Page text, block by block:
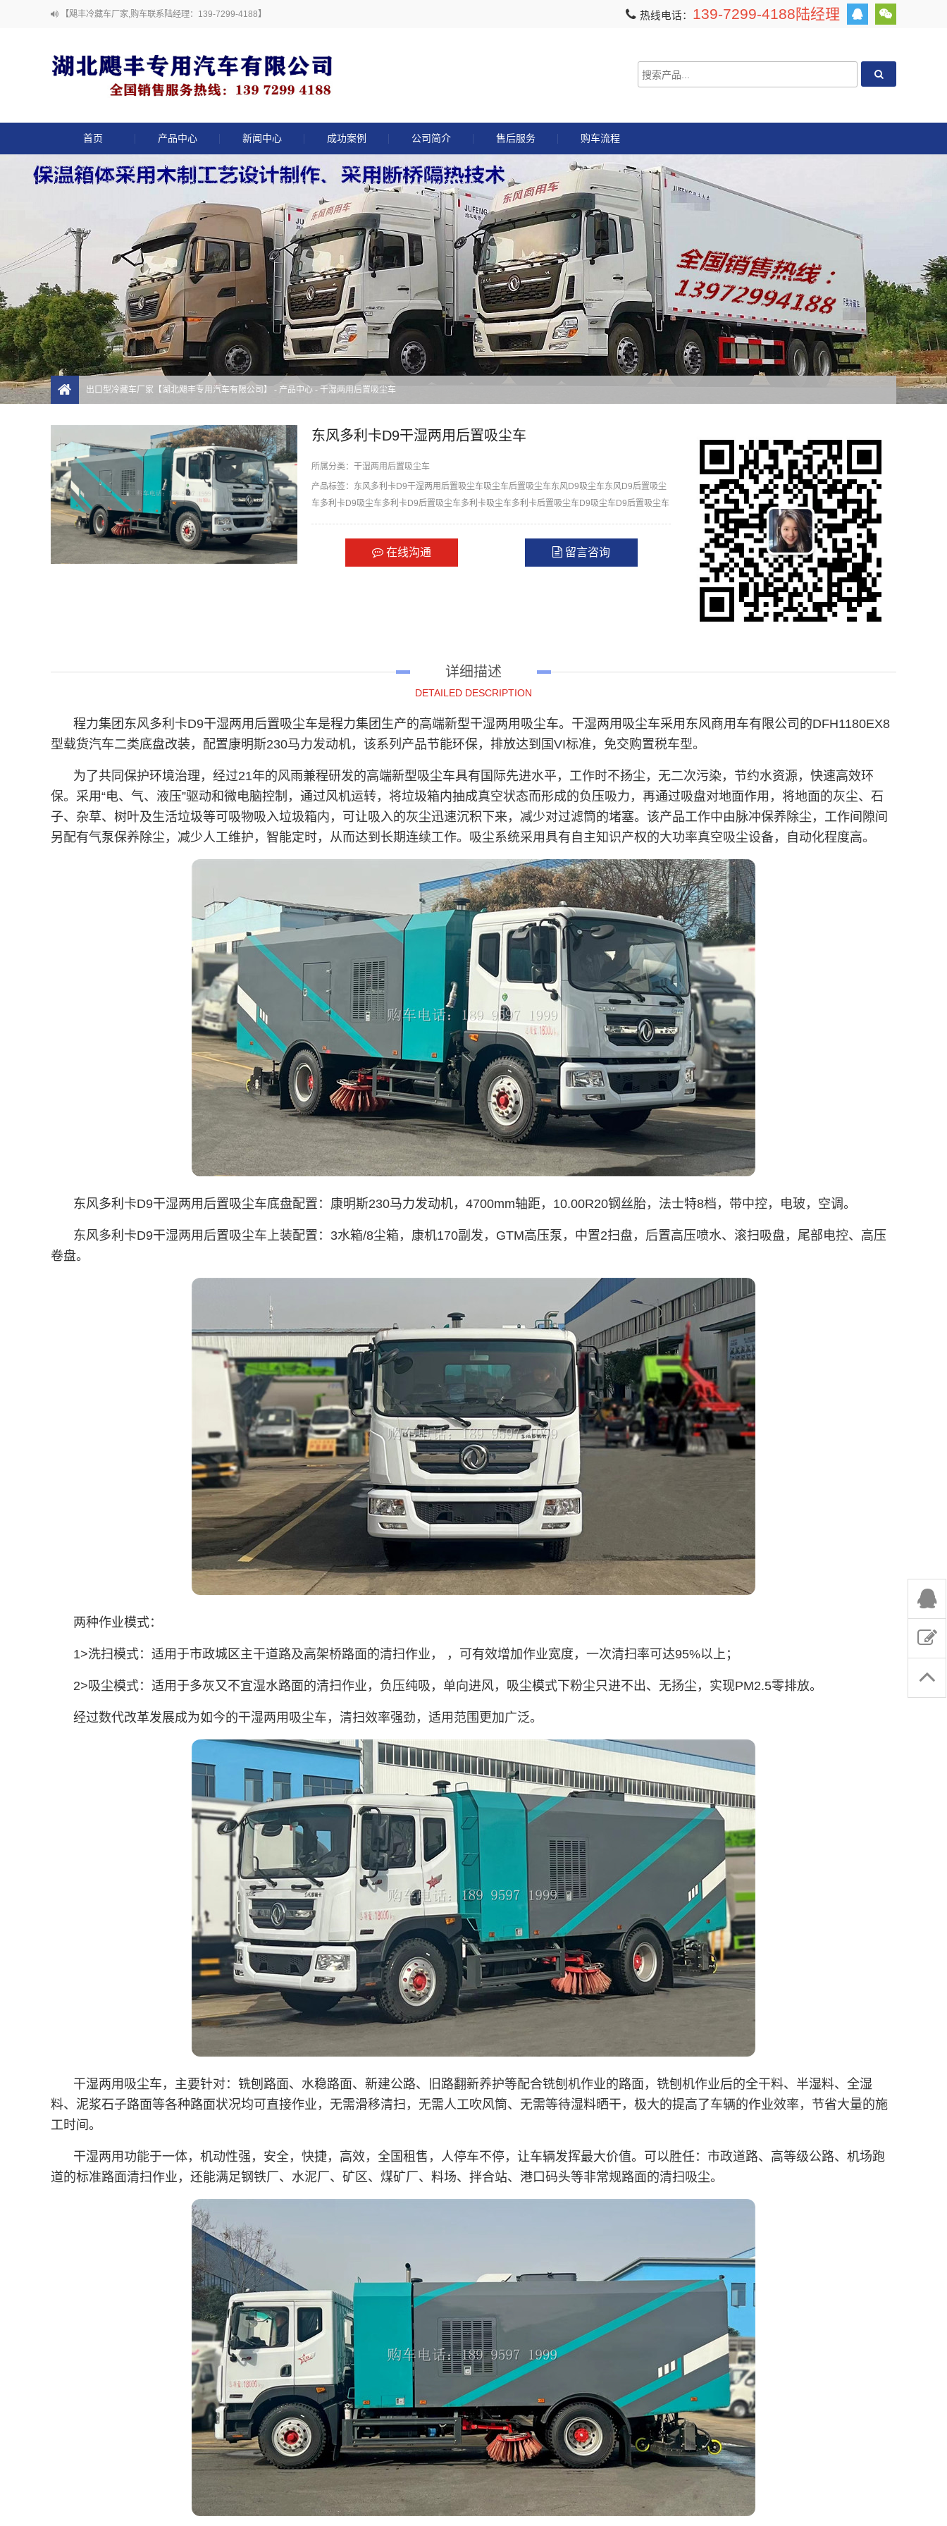
【飓丰冷藏车厂家,购车联系陆经理：139-7299-4188】 热线电话： 139-7299-4188陆经理
首页 产品中心 新闻中心 成功案例 公司简介 售后服务 购车流程
出口型冷藏车厂家【湖北飓丰专用汽车有限公司】 - 产品中心 - 干湿两用后置吸尘车
东风多利卡D9干湿两用后置吸尘车
所属分类： 干湿两用后置吸尘车
产品标签： 东风多利卡D9干湿两用后置吸尘车吸尘车后置吸尘车东风D9吸尘车东风D9后置吸尘
车多利卡D9吸尘车多利卡D9后置吸尘车多利卡吸尘车多利卡后置吸尘车D9吸尘车D9后置吸尘车
在线沟通 留言咨询
详细描述
DETAILED DESCRIPTION
程力集团东风多利卡D9干湿两用后置吸尘车是程力集团生产的高端新型干湿两用吸尘车。干湿两用吸尘车采用东风商用车有限公司的DFH1180EX8
型载货汽车二类底盘改装，配置康明斯230马力发动机，该系列产品节能环保，排放达到国VI标准，免交购置税车型。
为了共同保护环境治理，经过21年的风雨兼程研发的高端新型吸尘车具有国际先进水平，工作时不扬尘，无二次污染，节约水资源，快速高效环
保。采用“电、气、液压”驱动和微电脑控制，通过风机运转，将垃圾箱内抽成真空状态而形成的负压吸力，再通过吸盘对地面作用，将地面的灰尘、石
子、杂草、树叶及生活垃圾等可吸物吸入垃圾箱内，可让吸入的灰尘迅速沉积下来，减少对过滤筒的堵塞。该产品工作中由脉冲保养除尘，工作间隙间
另配有气泵保养除尘，减少人工维护，智能定时，从而达到长期连续工作。吸尘系统采用具有自主知识产权的大功率真空吸尘设备，自动化程度高。
东风多利卡D9干湿两用后置吸尘车底盘配置：康明斯230马力发动机，4700mm轴距，10.00R20钢丝胎，法士特8档，带中控，电玻，空调。
东风多利卡D9干湿两用后置吸尘车上装配置：3水箱/8尘箱，康机170副发，GTM高压泵，中置2扫盘，后置高压喷水、滚扫吸盘，尾部电控、高压
卷盘。
两种作业模式：
1>洗扫模式：适用于市政城区主干道路及高架桥路面的清扫作业， ，可有效增加作业宽度，一次清扫率可达95%以上；
2>吸尘模式：适用于多灰又不宜湿水路面的清扫作业，负压纯吸，单向进风，吸尘模式下粉尘只进不出、无扬尘，实现PM2.5零排放。
经过数代改革发展成为如今的干湿两用吸尘车，清扫效率强劲，适用范围更加广泛。
干湿两用吸尘车，主要针对：铣刨路面、水稳路面、新建公路、旧路翻新养护等配合铣刨机作业的路面，铣刨机作业后的全干料、半湿料、全湿
料、泥浆石子路面等各种路面状况均可直接作业，无需滑移清扫，无需人工吹风筒、无需等待湿料晒干，极大的提高了车辆的作业效率，节省大量的施
工时间。
干湿两用功能于一体，机动性强，安全，快捷，高效，全国租售，人停车不停，让车辆发挥最大价值。可以胜任：市政道路、高等级公路、机场跑
道的标准路面清扫作业，还能满足钢铁厂、水泥厂、矿区、煤矿厂、料场、拌合站、港口码头等非常规路面的清扫吸尘。